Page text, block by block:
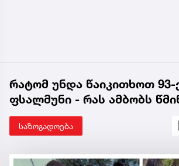
რატომ უნდა წაიკითხოთ 93-
ფსალმუნი - რას ამბობს
საზოგადოება